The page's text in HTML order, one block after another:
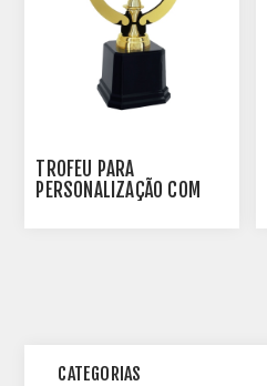
TROFÉU PARA
PERSONALIZAÇÃO COM
CATEGORIAS